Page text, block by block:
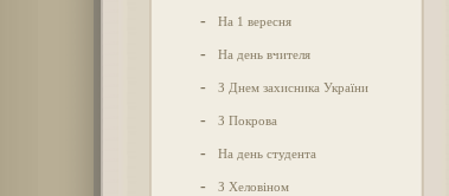
- На 1 вересня
- На день вчителя
- З Днем захисника України
- З Покрова
- На день студента
- З Хеловіном